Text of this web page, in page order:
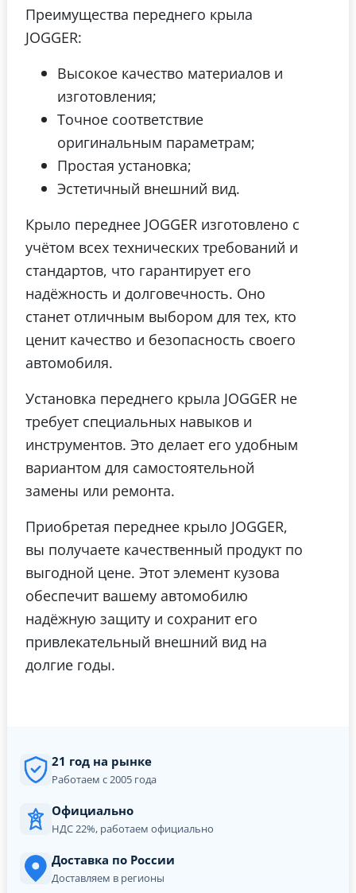
Преимущества переднего крыла
JOGGER:
Высокое качество материалов и
изготовления;
Точное соответствие
оригинальным параметрам;
Простая установка;
Эстетичный внешний вид.
Крыло переднее JOGGER изготовлено с
учётом всех технических требований и
стандартов, что гарантирует его
надёжность и долговечность. Оно
станет отличным выбором для тех, кто
ценит качество и безопасность своего
автомобиля.
Установка переднего крыла JOGGER не
требует специальных навыков и
инструментов. Это делает его удобным
вариантом для самостоятельной
замены или ремонта.
Приобретая переднее крыло JOGGER,
вы получаете качественный продукт по
выгодной цене. Этот элемент кузова
обеспечит вашему автомобилю
надёжную защиту и сохранит его
привлекательный внешний вид на
долгие годы.
21 год на рынке
Работаем с 2005 года
Официально
НДС 22%, работаем официально
Доставка по России
Доставляем в регионы